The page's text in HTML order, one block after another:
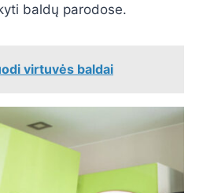
baldų parodose.
virtuvės baldai